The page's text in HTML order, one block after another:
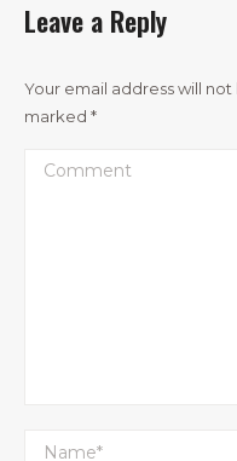
Leave a Reply
Your email address will
marked *
Comment
Name *